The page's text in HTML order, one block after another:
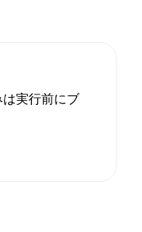
実行前にブ